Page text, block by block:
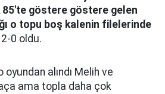
85'te göstere göstere gelen
o topu boş kalenin filelerinde
0 oldu.
alındı Melih ve
ama topla daha çok